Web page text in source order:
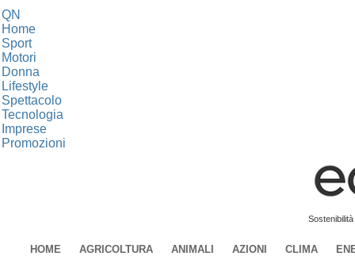
QN
Home
Sport
Motori
Donna
Lifestyle
Spettacolo
Tecnologia
Imprese
Promozioni
HOME AGRICOLTURA ANIMALI AZIONI CLIMA